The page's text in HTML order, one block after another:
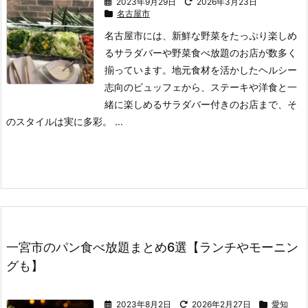
名古屋市
名古屋市には、新鮮な野菜をたっぷり楽しめ
るサラダバーや野菜食べ放題のお店が数多く
揃っています。 地元食材を活かしたヘルシー
志向のビュッフェから、ステーキや洋食と一
緒に楽しめるサラダバー付きのお店まで、そ
のスタイルは実に多彩。 ...
一宮市のパン食べ放題まとめ6選【ランチやモーニン
グも】
2023年8月2日 2026年2月27日 愛知